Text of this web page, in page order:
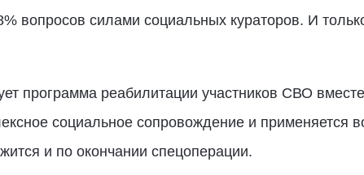
вопросов силами социальных кураторов. И
программа реабилитации участников СВО
социальное сопровождение и применяется
и по окончании спецоперации.